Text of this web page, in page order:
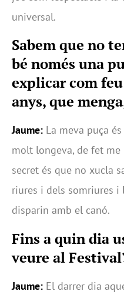
universal.
Sabem que no
bé només una
explicar com
anys, que
Jaume: La meva puça
molt longeva, de fet me
secret és que no xucla
riures i dels somriures
disparin amb el canó.
Fins a quin dia
veure al
Jaume: El darrer dia